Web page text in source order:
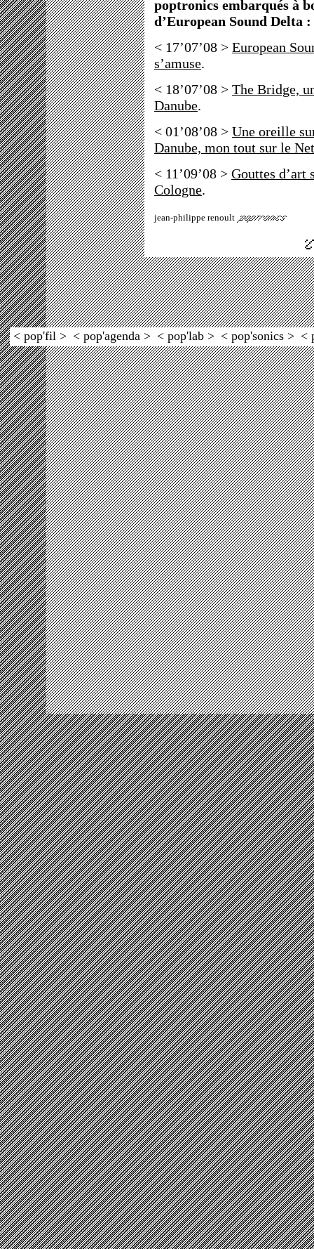
poptronics embarqués à
d’European Sound Delta :
< 17’07’08 > European
s’amuse.
< 18’07’08 > The Bridge,
Danube.
< 01’08’08 > Une oreille
Danube, mon tout sur le Net
< 11’09’08 > Gouttes d’art
Cologne.
jean-philippe renoult
< pop'fil > < pop'agenda > < pop'lab > < pop'sonics > <